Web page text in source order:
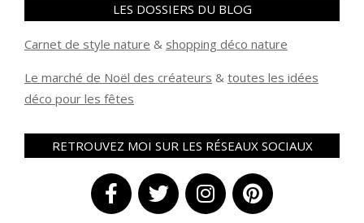
LES DOSSIERS DU BLOG
Carnet de style nature & shopping déco nature
Le marché de Noël des créateurs & toutes les idées
déco pour les fêtes
RETROUVEZ MOI SUR LES RÉSEAUX SOCIAUX